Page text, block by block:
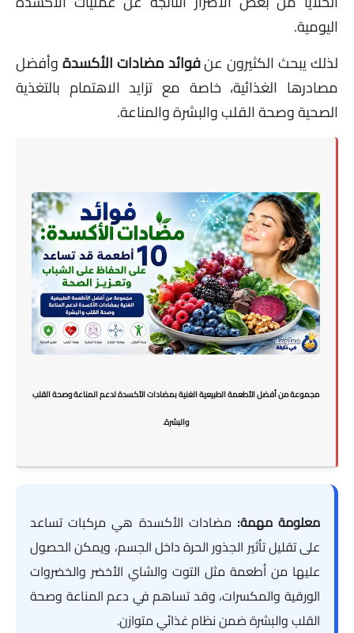
اليومية.
لذلك يبحث الكثيرون عنفوائد مضادات الأكسدةوأفضل
مصادرها الغذائية، خاصة مع تزايد الاهتمام بالتغذية
الصحية وصحة القلب والبشرة والمناعة.
مجموعة من أفضل الأطعمة الطبيعية الغنية بمضادات الأكسدة لدعم المناعة وصحة القلب
والبشرة.
معلومة مهمة: مضادات الأكسدة هي مركبات تساعد
على تقليل تأثير الجذور الحرة داخل الجسم، ويمكن الحصول
عليها من أطعمة مثل التوت والشاي الأخضر والخضروات
الورقية والمكسرات، وقد تساهم في دعم المناعة وصحة
القلب والبشرة ضمن نظام غذائي متوازن.